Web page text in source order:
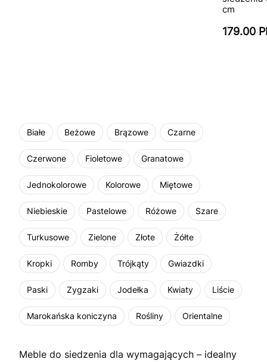
cm
179.00
Białe Beżowe Brązowe Czarne
Czerwone Fioletowe Granatowe
Jednokolorowe Kolorowe Miętowe
Niebieskie Pastelowe Różowe Szare
Turkusowe Zielone Złote Żółte
Kropki Romby Trójkąty Gwiazdki
Paski Zygzaki Jodełka Kwiaty Liście
Marokańska koniczyna Rośliny Orientalne
Meble do siedzenia dla wymagających – idealny